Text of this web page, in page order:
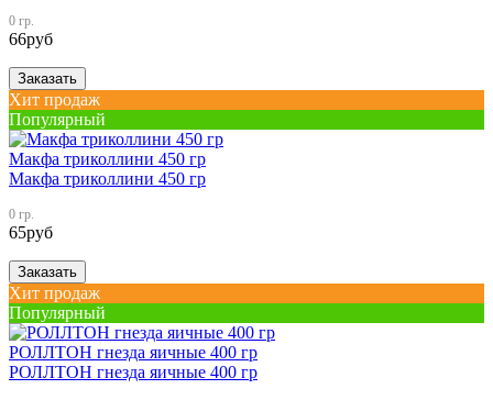
0 гр.
66руб
Заказать
Хит продаж
Популярный
Макфа триколлини 450 гр
Макфа триколлини 450 гр
0 гр.
65руб
Заказать
Хит продаж
Популярный
РОЛЛТОН гнезда яичные 400 гр
РОЛЛТОН гнезда яичные 400 гр